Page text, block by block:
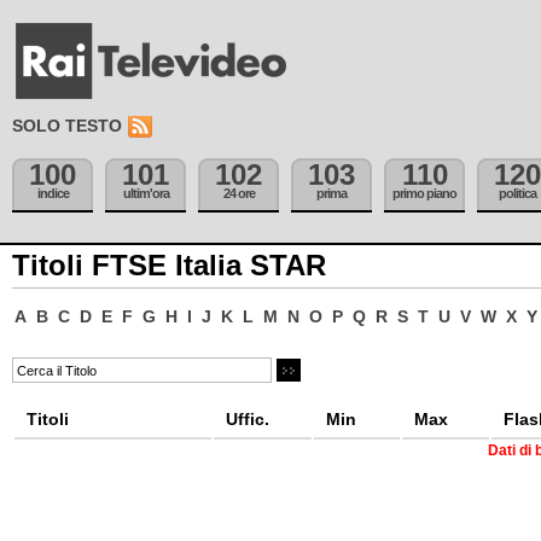
SOLO TESTO
100
indice
101
ultim'ora
102
24 ore
103
prima
110
primo piano
120
politica
Titoli FTSE Italia STAR
A B C D E F G H I J K L M N O P Q R S T U V W X Y
Titoli Uffic. Min Max
Dati di